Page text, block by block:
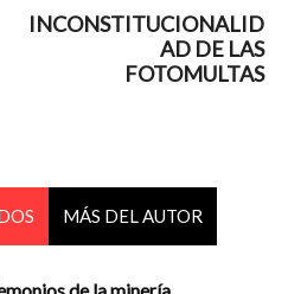
INCONSTITUCIONALID
AD DE LAS
FOTOMULTAS
MÁS DEL AUTOR
de la minería